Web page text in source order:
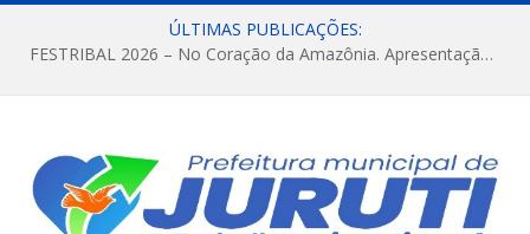
ÚLTIMAS PUBLICAÇÕES:
FESTRIBAL 2026 – No Coração da Amazônia. Apresentação da Munduruku.